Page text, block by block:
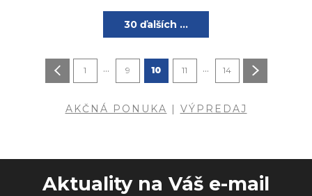
30 ďalších ...
1 ... 9 10 11 ... 14
AKČNÁ PONUKA | VÝPREDAJ
Aktuality na Váš e-mail